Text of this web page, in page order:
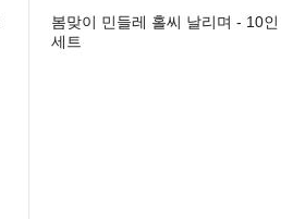
봄맞이 민들레 홀씨 날리며 - 10인
세트